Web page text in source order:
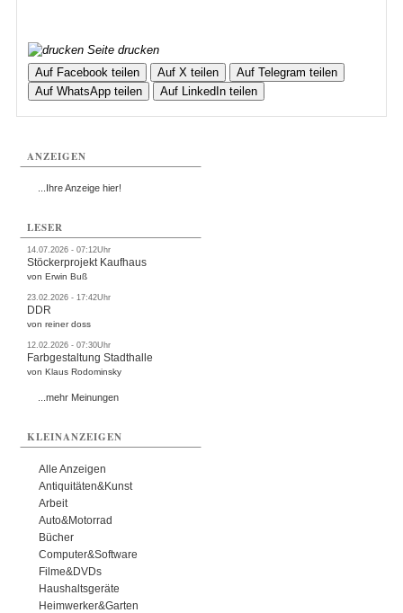
Seite drucken
Auf Facebook teilen
Auf X teilen
Auf Telegram teilen
Auf WhatsApp teilen
Auf LinkedIn teilen
ANZEIGEN
...Ihre Anzeige hier!
LESER
14.07.2026 - 07:12Uhr
Stöckerprojekt Kaufhaus
von Erwin Buß
23.02.2026 - 17:42Uhr
DDR
von reiner doss
12.02.2026 - 07:30Uhr
Farbgestaltung Stadthalle
von Klaus Rodominsky
...mehr Meinungen
KLEINANZEIGEN
Alle Anzeigen
Antiquitäten&Kunst
Arbeit
Auto&Motorrad
Bücher
Computer&Software
Filme&DVDs
Haushaltsgeräte
Heimwerker&Garten